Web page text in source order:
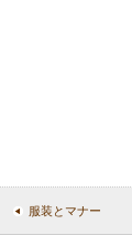
服装とマナー